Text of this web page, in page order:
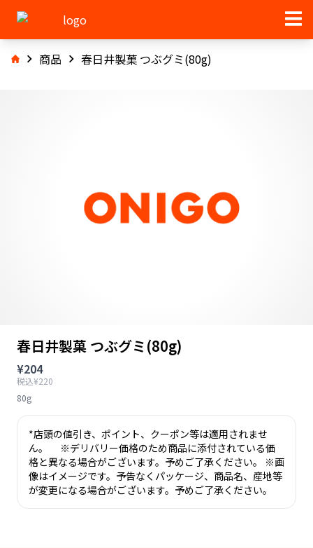
商品 春日井製菓 つぶグミ(80g)
春日井製菓 つぶグミ(80g)
¥204
税込¥220
80g
*店頭の値引き、ポイント、クーポン等は適用されませ
ん。 ※デリバリー価格のため商品に添付されている価
格と異なる場合がございます。予めご了承ください。 ※画
像はイメージです。予告なくパッケージ、商品名、産地等
が変更になる場合がございます。予めご了承ください。